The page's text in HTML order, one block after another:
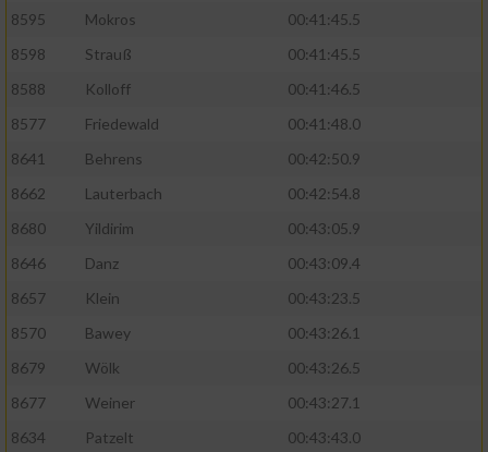
8595
Mokros
00:41:45.5
8598
Strauß
00:41:45.5
8588
Kolloff
00:41:46.5
8577
Friedewald
00:41:48.0
8641
Behrens
00:42:50.9
8662
Lauterbach
00:42:54.8
8680
Yildirim
00:43:05.9
8646
Danz
00:43:09.4
8657
Klein
00:43:23.5
8570
Bawey
00:43:26.1
8679
Wölk
00:43:26.5
8677
Weiner
00:43:27.1
8634
Patzelt
00:43:43.0